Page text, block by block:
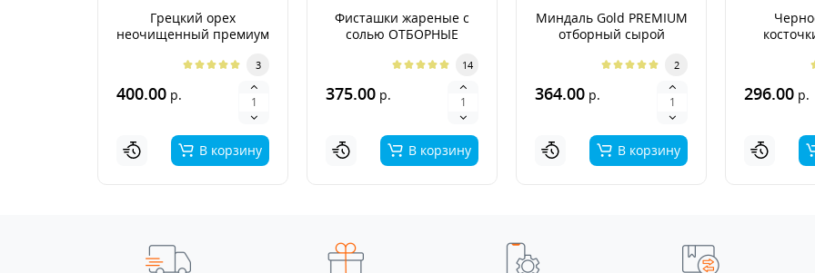
Грецкий орех
неочищенный премиум
3
400.00 р.
В корзину
Фисташки жареные с
солью ОТБОРНЫЕ
14
375.00 р.
В корзину
Миндаль Gold PREMIUM
отборный сырой
2
364.00 р.
В корзину
296.00 р.